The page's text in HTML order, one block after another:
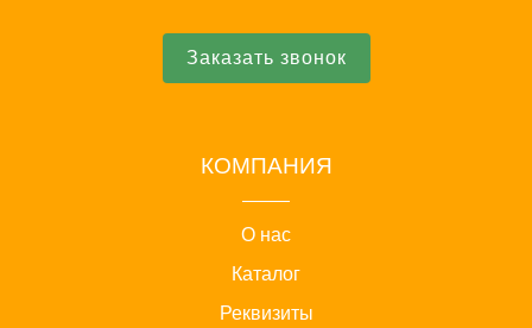
Заказать звонок
КОМПАНИЯ
О нас
Каталог
Реквизиты